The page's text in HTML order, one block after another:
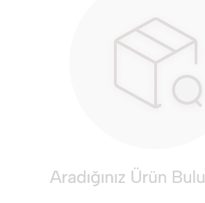
SOLUNUM CİHAZLARI
TANSİYON ALETLERİ
TEKERLEKLİ SANDALYE
VARİS ÇORAPLARI